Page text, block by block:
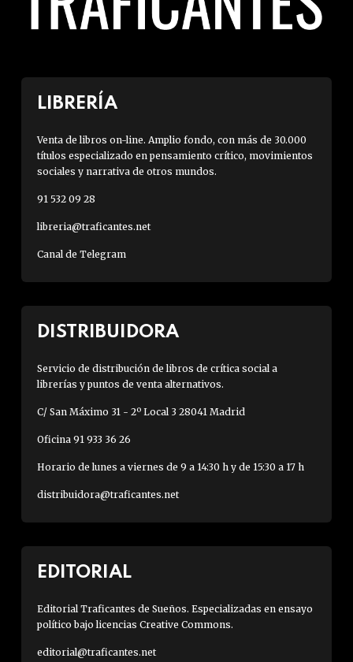
LIBRERÍA
Venta de libros on-line. Amplio fondo, con más de 30.000
títulos especializado en pensamiento crítico, movimientos
sociales y narrativa de otros mundos.
91 532 09 28
libreria@traficantes.net
Canal de Telegram
DISTRIBUIDORA
Servicio de distribución de libros de crítica social a
librerías y puntos de venta alternativos.
C/ San Máximo 31 - 2º Local 3 28041 Madrid
Oficina 91 933 36 26
Horario de lunes a viernes de 9 a 14:30 h y de 15:30 a 17 h
distribuidora@traficantes.net
EDITORIAL
Editorial Traficantes de Sueños. Especializadas en ensayo
político bajo licencias Creative Commons.
editorial@traficantes.net